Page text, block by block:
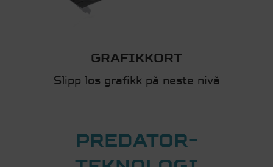
GRAFIKKORT
Slipp løs grafikk på neste nivå
PREDATOR-